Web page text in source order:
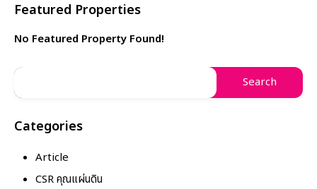
Featured Properties
No Featured Property Found!
Categories
Article
CSR คุณแผ่นดิน